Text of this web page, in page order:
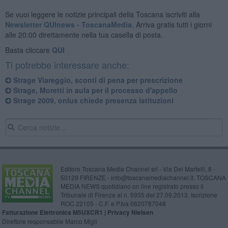
Se vuoi leggere le notizie principali della Toscana iscriviti alla
Newsletter QUInews - ToscanaMedia. Arriva gratis tutti i giorni
alle 20:00 direttamente nella tua casella di posta.
Basta cliccare QUI
Ti potrebbe interessare anche:
Strage Viareggio, sconti di pena per prescrizione
Strage, Moretti in aula per il processo d'appello
Strage 2009, onlus chiede presenza istituzioni
Editore Toscana Media Channel srl - Via Dei Martelli, 8 -
50129 FIRENZE - info@toscanamediachannel.it. TOSCANA
MEDIA NEWS quotidiano on line registrato presso il
Tribunale di Firenze al n. 5935 del 27.09.2013. Iscrizione
ROC 22105 - C.F. e P.Iva 0620787048
Fatturazione Elettronica M5UXCR1 | Privacy Nielsen
Direttore responsabile Marco Migli